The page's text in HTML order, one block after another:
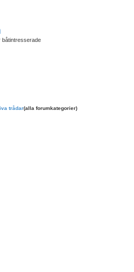
båtintresserade
trådar(alla forumkategorier)